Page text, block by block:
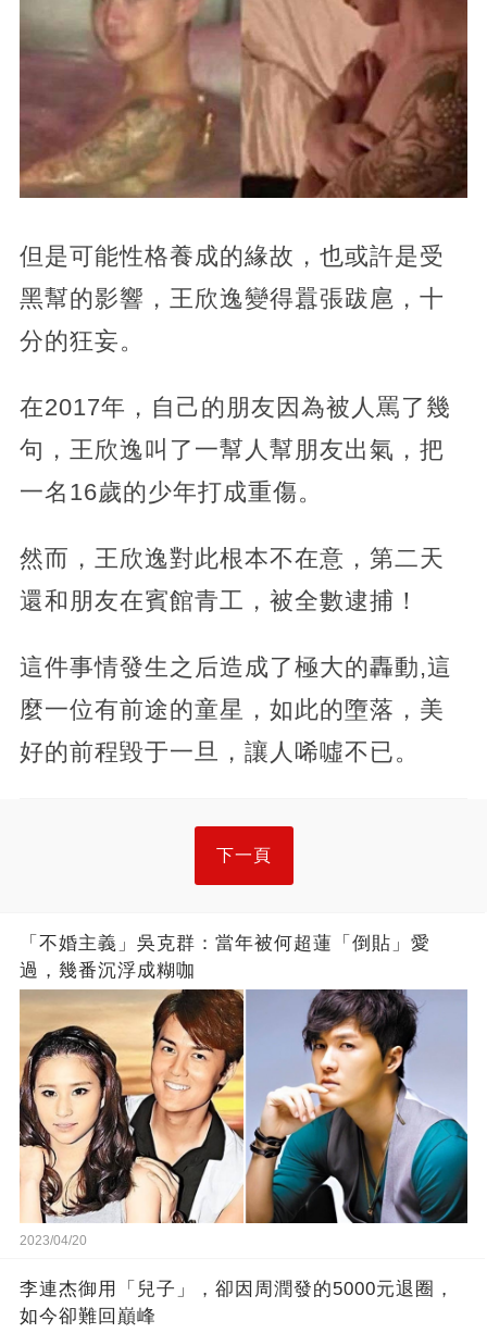
但是可能性格養成的緣故，也或許是受
黑幫的影響，王欣逸變得囂張跋扈，十
分的狂妄。
在2017年，自己的朋友因為被人罵了幾
句，王欣逸叫了一幫人幫朋友出氣，把
一名16歲的少年打成重傷。
然而，王欣逸對此根本不在意，第二天
還和朋友在賓館青工，被全數逮捕！
這件事情發生之后造成了極大的轟動,這
麼一位有前途的童星，如此的墮落，美
好的前程毀于一旦，讓人唏噓不已。
下一頁
「不婚主義」吳克群：當年被何超蓮「倒貼」愛
過，幾番沉浮成糊咖
2023/04/20
李連杰御用「兒子」，卻因周潤發的5000元退圈，
如今卻難回巔峰